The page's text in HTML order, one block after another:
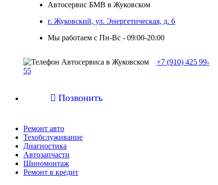
Автосервис БМВ в Жуковском
г. Жуковский, ул. Энергетическая, д. 6
Мы работаем с Пн-Вc - 09:00-20:00
+7 (910) 425 99-
55
 Позвонить
Ремонт авто
Техобслуживание
Диагностика
Автозапчасти
Шиномонтаж
Ремонт в кредит